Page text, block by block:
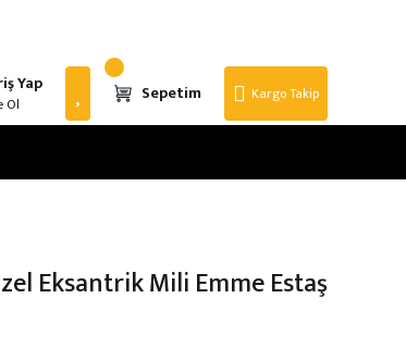
Yap
Ol Sepetim Kargo Takip
Eksantrik Mili Emme Estaş